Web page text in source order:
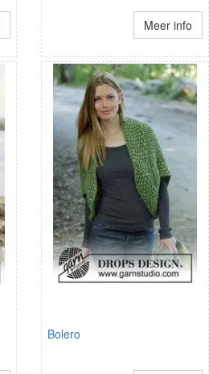
Meer info
Bolero